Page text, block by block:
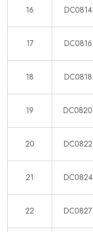
16 DC0814
17 DC0816
18 DC0818
19 DC0820
20 DC0822
21 DC0824
22 DC0827